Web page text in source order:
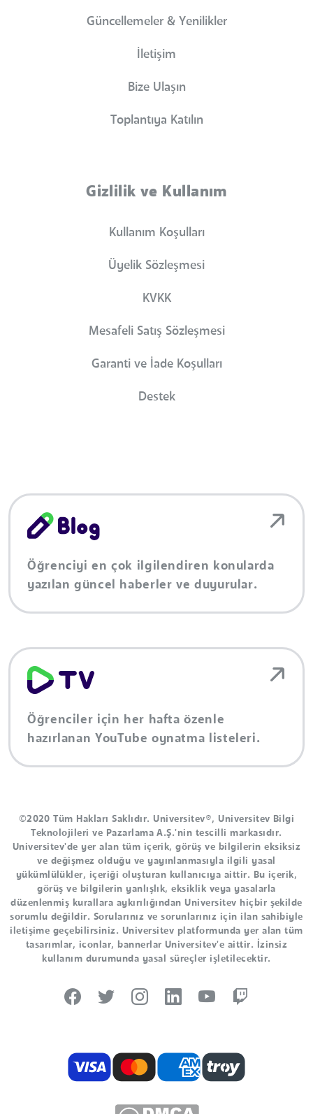
Güncellemeler & Yenilikler
İletişim
Bize Ulaşın
Toplantıya Katılın
Gizlilik ve Kullanım
Kullanım Koşulları
Üyelik Sözleşmesi
KVKK
Mesafeli Satış Sözleşmesi
Garanti ve İade Koşulları
Destek
Öğrenciyi en çok ilgilendiren konularda
yazılan güncel haberler ve duyurular.
Öğrenciler için her hafta özenle
hazırlanan YouTube oynatma listeleri.
©2020 Tüm Hakları Saklıdır. Universitev®, Universitev Bilgi
Teknolojileri ve Pazarlama A.Ş.'nin tescilli markasıdır.
Universitev'de yer alan tüm içerik, görüş ve bilgilerin eksiksiz
ve değişmez olduğu ve yayınlanmasıyla ilgili yasal
yükümlülükler, içeriği oluşturan kullanıcıya aittir. Bu içerik,
görüş ve bilgilerin yanlışlık, eksiklik veya yasalarla
düzenlenmiş kurallara aykırılığından Universitev hiçbir şekilde
sorumlu değildir. Sorularınız ve sorunlarınız için ilan sahibiyle
iletişime geçebilirsiniz. Universitev platformunda yer alan tüm
tasarımlar, iconlar, bannerlar Universitev'e aittir. İzinsiz
kullanım durumunda yasal süreçler işletilecektir.